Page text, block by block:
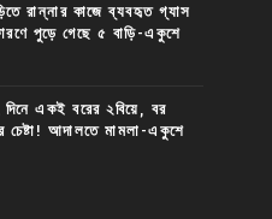
রান্নার কাজে ব্যবহৃত গ্যাস
পুড়ে গেছে ৫ বাড়ি-একুশে
দিনে একই বরের ২বিয়ে, বর
চেষ্টা! আদালতে মামলা-একুশে